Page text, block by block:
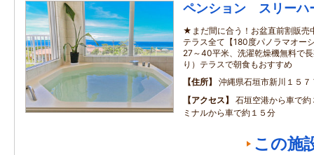
ペンション スリーハ
★まだ間に合う！お盆直前割販
テラス全て【180度パノラマオー
27～40平米、洗濯乾燥機無料で
り）テラスで朝食もおすすめ
住所
沖縄県石垣市新川１５７
アクセス
石垣空港から車で
ミナルから車で約１５分
この施